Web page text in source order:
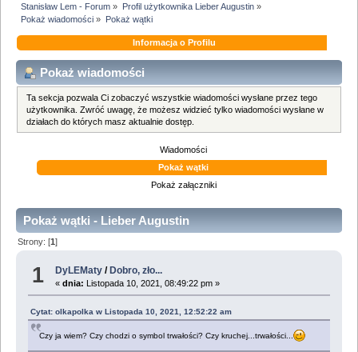
Stanisław Lem - Forum » Profil użytkownika Lieber Augustin»
Pokaż wiadomości » Pokaż wątki
Informacja o Profilu
Pokaż wiadomości
Ta sekcja pozwala Ci zobaczyć wszystkie wiadomości wysłane przez tego
użytkownika. Zwróć uwagę, że możesz widzieć tylko wiadomości wysłane w
działach do których masz aktualnie dostęp.
Wiadomości
Pokaż wątki
Pokaż załączniki
Pokaż wątki - Lieber Augustin
Strony: [1]
1 DyLEMaty / Dobro, zło...
«dnia: Listopada 10, 2021, 08:49:22 pm »
Cytat: olkapolka w Listopada 10, 2021, 12:52:22 am
Czy ja wiem? Czy chodzi o symbol trwałości? Czy kruchej...trwałości...